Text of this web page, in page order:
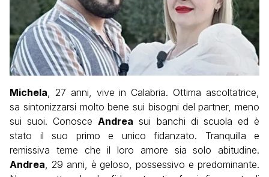
Michela, 27 anni, vive in Calabria. Ottima ascoltatrice,
sa sintonizzarsi molto bene sui bisogni del partner, meno
sui suoi. ConosceAndrea sui banchi di scuola ed è
stato il suo primo e unico fidanzato. Tranquilla e
remissiva teme che il loro amore sia solo abitudine.
Andrea, 29 anni, è geloso, possessivo e predominante.